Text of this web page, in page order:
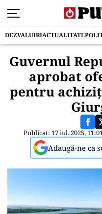
DEZVALUIRIACTUALITATE
Guvernul
aprobat
pentru
Publicat: 17 iul. 2025,
Adaugă-ne ca